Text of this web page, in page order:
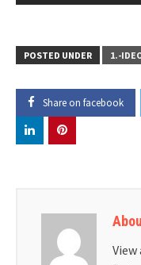
POSTED UNDER 1.-
Share on facebook